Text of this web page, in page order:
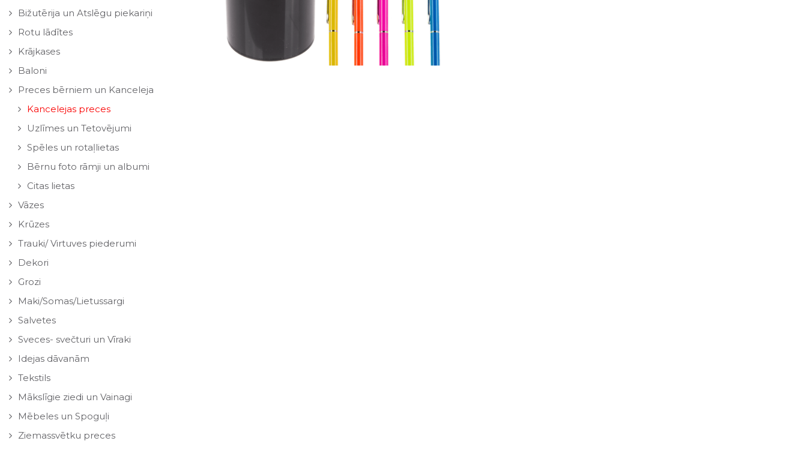
Bižutērija un Atslēgu piekariņi
Rotu lādītes
Krājkases
Baloni
Preces bērniem un Kanceleja
Kancelejas preces
Uzlīmes un Tetovējumi
Spēles un rotaļlietas
Bērnu foto rāmji un albumi
Citas lietas
Vāzes
Krūzes
Trauki/ Virtuves piederumi
Dekori
Grozi
Maki/Somas/Lietussargi
Salvetes
Sveces- svečturi un Vīraki
Idejas dāvanām
Tekstils
Mākslīgie ziedi un Vainagi
Mēbeles un Spoguļi
Ziemassvētku preces